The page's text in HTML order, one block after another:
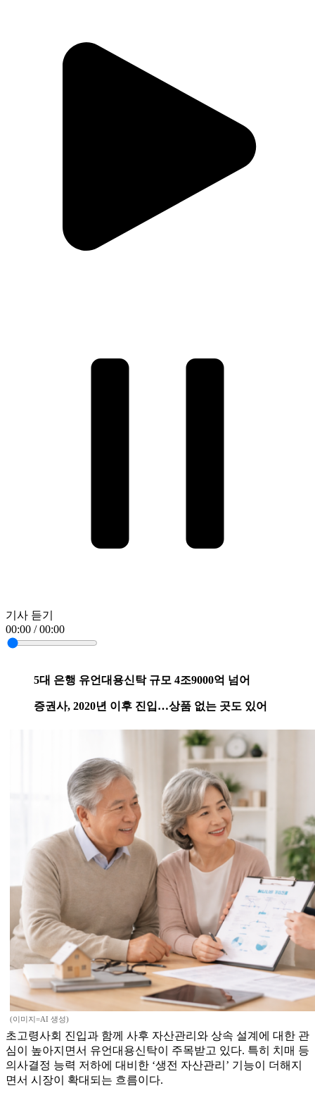
기사 듣기
00:00 / 00:00
5대 은행 유언대용신탁 규모 4조9000억 넘어
증권사, 2020년 이후 진입…상품 없는 곳도 있어
(이미지=AI 생성)
초고령사회 진입과 함께 사후 자산관리와 상속 설계에 대한 관
심이 높아지면서 유언대용신탁이 주목받고 있다. 특히 치매 등
의사결정 능력 저하에 대비한 ‘생전 자산관리’ 기능이 더해지
면서 시장이 확대되는 흐름이다.